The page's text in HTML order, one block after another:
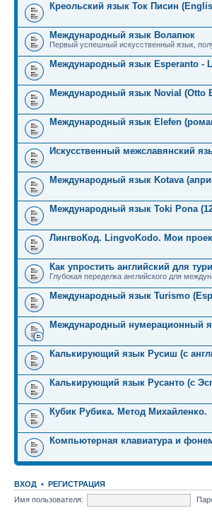
Креольский язык Ток Писин
Международный язык Волапюк
Первый успешный искусственный язык,
Международный язык Esperanto -
Международный язык Novial (Otto
Международный язык Elefen
Искусственный межславянский
Международный язык Kotava
Международный язык Toki Pona
ЛингвоКод. LingvoKodo. Мои
Как упростить английский для
Глубокая переделка английского для
Международный язык Turismo
Международный нумерационный
Калькирующий язык Русиш (с
Калькирующий язык Русанто (с
Кубик Рубика. Метод Михайленко.
Компьютерная клавиатура и
ВХОД • РЕГИСТРАЦИЯ
Имя пользователя: